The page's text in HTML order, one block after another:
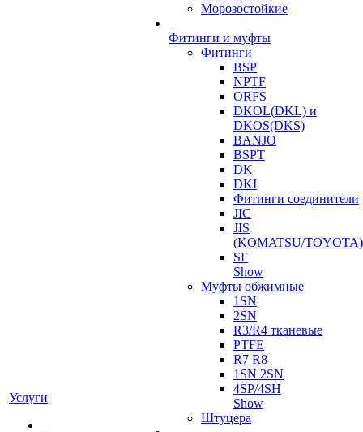
Услуги
Морозостойкие
Фитинги и муфты
Фитинги
BSP
NPTF
ORFS
DKOL(DKL) и
DKOS(DKS)
BANJO
BSPT
DK
DKI
Фитинги соединители
JIC
JIS
(KOMATSU/TOYOTA)
SF
Show
Муфты обжимные
1SN
2SN
R3/R4 тканевые
PTFE
R7 R8
1SN 2SN
4SP/4SH
Show
Штуцера